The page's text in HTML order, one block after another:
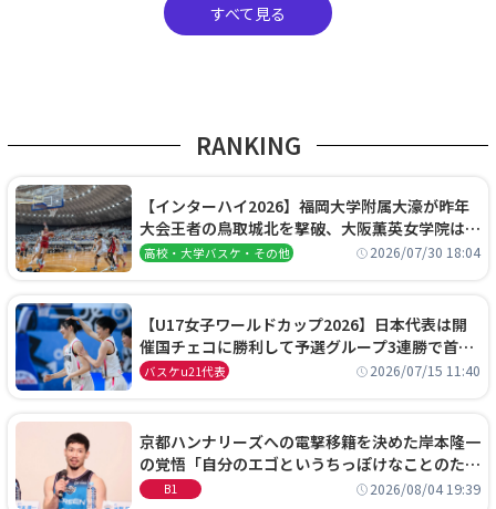
すべて見る
RANKING
【インターハイ2026】福岡大学附属大濠が昨年
大会王者の鳥取城北を撃破、大阪薫英女学院は岐
阜女子に完勝、大会3日目試合結果
高校・大学バスケ・その他 2026/07/30 18:04
【U17女子ワールドカップ2026】日本代表は開
催国チェコに勝利して予選グループ3連勝で首位
通過！準々決勝の相手はエジプトに決定
バスケu21代表 2026/07/15 11:40
京都ハンナリーズへの電撃移籍を決めた岸本隆一
の覚悟「自分のエゴというちっぽけなことのため
に、京都に来たわけではない」
B1 2026/08/04 19:39